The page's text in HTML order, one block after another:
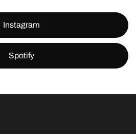
Instagram
Spotify